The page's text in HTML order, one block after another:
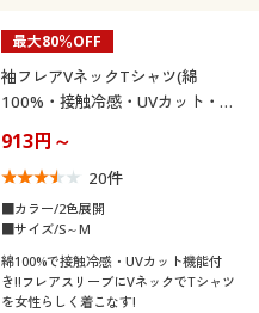
最大80％OFF
袖フレアVネックTシャツ(綿
100%・接触冷感・UVカット・洗
913円～
20件
■カラー/2色展開
■サイズ/S～M
綿100%で接触冷感・UVカット機能付
き!!フレアスリーブにVネックでTシャツ
を女性らしく着こなす!